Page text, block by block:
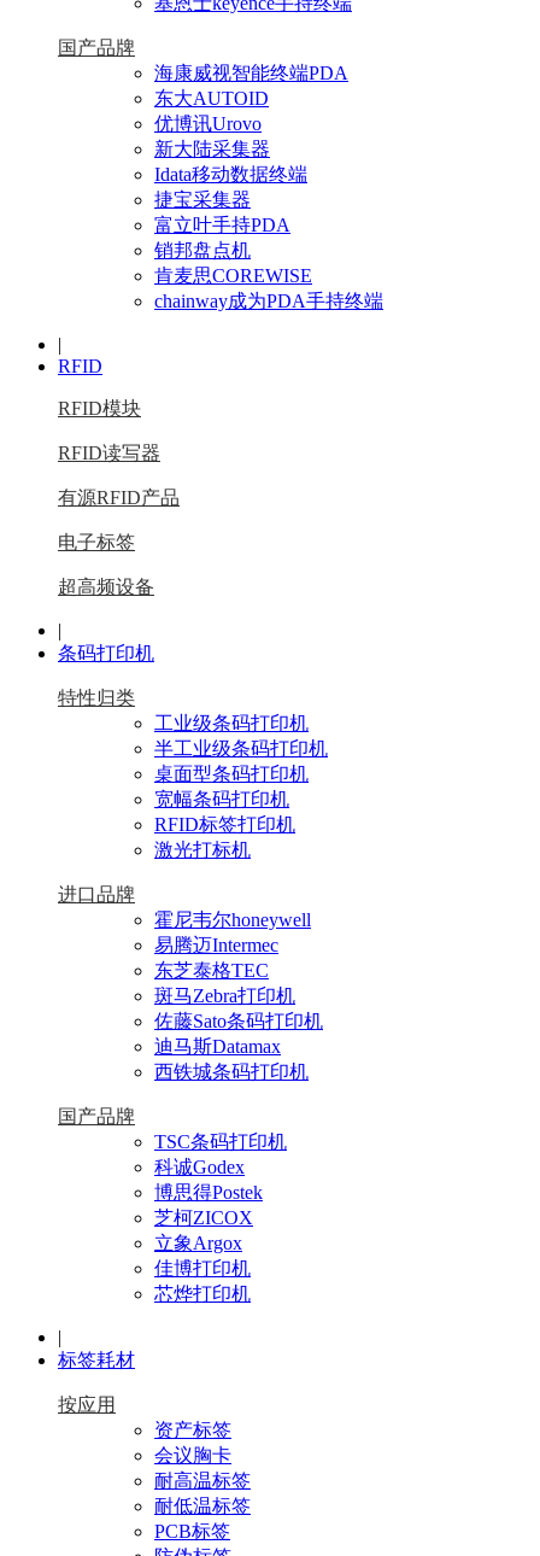
国产品牌
海康威视智能终端PDA
东大AUTOID
优博讯Urovo
新大陆采集器
Idata移动数据终端
捷宝采集器
富立叶手持PDA
销邦盘点机
肯麦思COREWISE
chainway成为PDA手持终端
|
RFID
RFID模块
RFID读写器
有源RFID产品
电子标签
超高频设备
|
条码打印机
特性归类
工业级条码打印机
半工业级条码打印机
桌面型条码打印机
宽幅条码打印机
RFID标签打印机
激光打标机
进口品牌
霍尼韦尔honeywell
易腾迈Intermec
东芝泰格TEC
斑马Zebra打印机
佐藤Sato条码打印机
迪马斯Datamax
西铁城条码打印机
国产品牌
TSC条码打印机
科诚Godex
博思得Postek
芝柯ZICOX
立象Argox
佳博打印机
芯烨打印机
|
标签耗材
按应用
资产标签
会议胸卡
耐高温标签
耐低温标签
PCB标签